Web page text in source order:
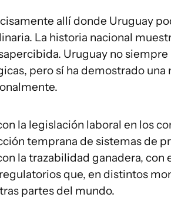
allí donde Uruguay
La historia nacional
Uruguay no
pero sí ha demostrado
la legislación laboral en los
temprana de sistemas de
la trazabilidad ganadera, con
que, en distintos
partes del mundo.